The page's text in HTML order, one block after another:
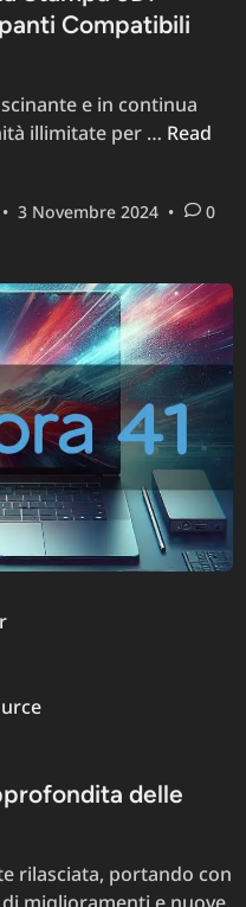
Compatibili
e in continua
illimitate per …
della
Riciclo
e
con
Linux
Read
• 3 Novembre 2024 • 0
delle
rilasciata, portando con